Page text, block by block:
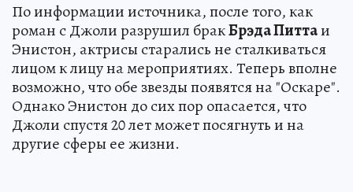
По информации источника, после того, как
роман с Джоли разрушил бракБрэда Питтаи
Энистон, актрисы старались не сталкиваться
лицом к лицу на мероприятиях. Теперь вполне
возможно, что обе звезды появятся на "Оскаре".
Однако Энистон до сих пор опасается, что
Джоли спустя 20 лет может посягнуть и на
другие сферы ее жизни.